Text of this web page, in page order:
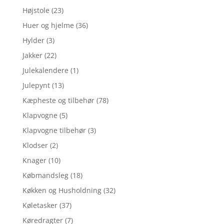
Højstole (23)
Huer og hjelme (36)
Hylder (3)
Jakker (22)
Julekalendere (1)
Julepynt (13)
Kæpheste og tilbehør (78)
Klapvogne (5)
Klapvogne tilbehør (3)
Klodser (2)
Knager (10)
Købmandsleg (18)
Køkken og Husholdning (32)
Køletasker (37)
Køredragter (7)